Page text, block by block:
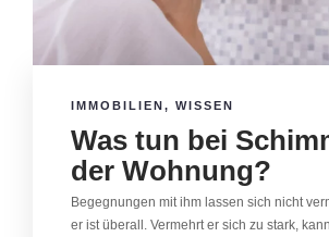
IMMOBILIEN, WISSEN
Was tun bei
der Wohnung?
Begegnungen mit ihm lassen sich nicht
er ist überall. Vermehrt er sich zu stark,